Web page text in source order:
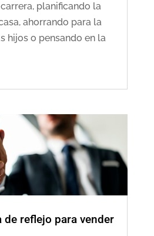
planificando la
ahorrando para la
hijos o pensando en la
de reflejo para vender